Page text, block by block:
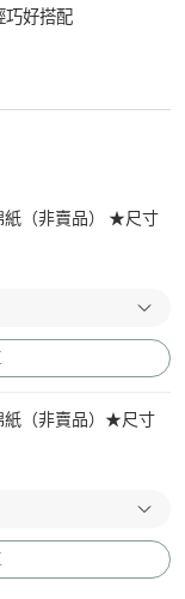
好搭配
紙（非賣品） ★尺寸
紙（非賣品）★尺寸